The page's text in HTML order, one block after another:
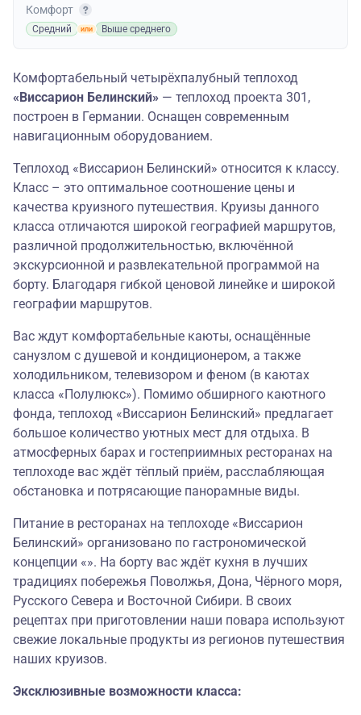
Комфорт
Средний Выше среднего
Комфортабельный четырёхпалубный теплоход
«Виссарион Белинский» — теплоход проекта 301,
построен в Германии. Оснащен современным
навигационным оборудованием.
Теплоход «Виссарион Белинский» относится к классу.
Класс – это оптимальное соотношение цены и
качества круизного путешествия. Круизы данного
класса отличаются широкой географией маршрутов,
различной продолжительностью, включённой
экскурсионной и развлекательной программой на
борту. Благодаря гибкой ценовой линейке и широкой
географии маршрутов.
Вас ждут комфортабельные каюты, оснащённые
санузлом с душевой и кондиционером, а также
холодильником, телевизором и феном (в каютах
класса «Полулюкс»). Помимо обширного каютного
фонда, теплоход «Виссарион Белинский» предлагает
большое количество уютных мест для отдыха. В
атмосферных барах и гостеприимных ресторанах на
теплоходе вас ждёт тёплый приём, расслабляющая
обстановка и потрясающие панорамные виды.
Питание в ресторанах на теплоходе «Виссарион
Белинский» организовано по гастрономической
концепции «». На борту вас ждёт кухня в лучших
традициях побережья Поволжья, Дона, Чёрного моря,
Русского Севера и Восточной Сибири. В своих
рецептах при приготовлении наши повара используют
свежие локальные продукты из регионов путешествия
наших круизов.
Эксклюзивные возможности класса: